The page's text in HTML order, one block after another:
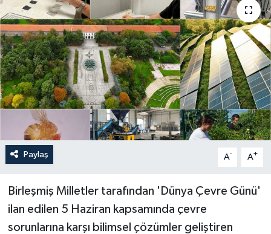
Paylaş A- A+
Birleşmiş Milletler tarafından 'Dünya Çevre Günü'
ilan edilen 5 Haziran kapsamında çevre
sorunlarına karşı bilimsel çözümler geliştiren
Bi̇li̇m & Teknoloji̇
Dünya
Eği̇ti̇m